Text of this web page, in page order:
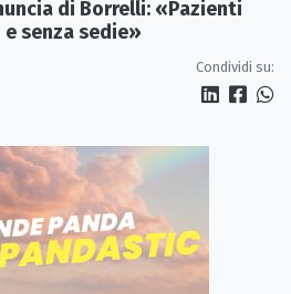
di Borrelli: «Pazienti
senza sedie»
Condividi su: